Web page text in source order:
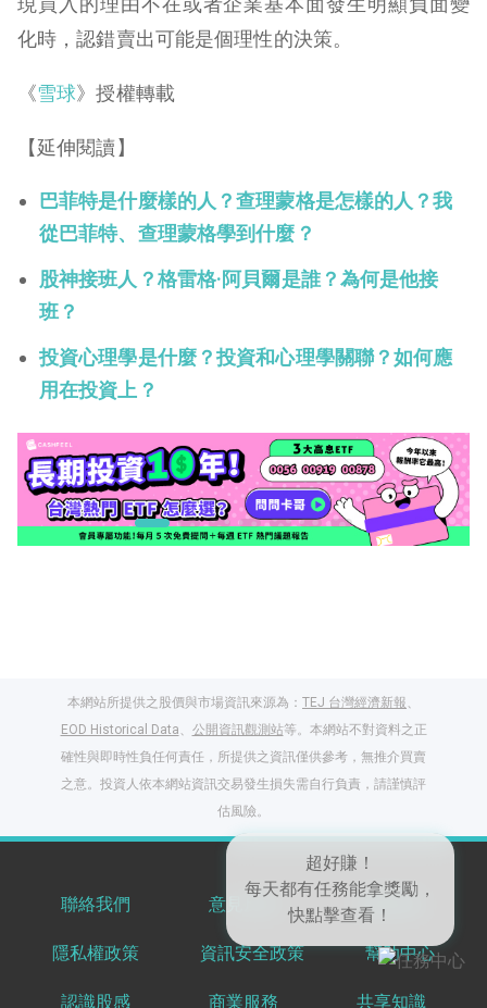
化時，認錯賣出可能是個理性的決策。
《雪球》授權轉載
【延伸閱讀】
巴菲特是什麼樣的人？查理蒙格是怎樣的人？我
從巴菲特、查理蒙格學到什麼？
股神接班人？格雷格·阿貝爾是誰？為何是他接
班？
投資心理學是什麼？投資和心理學關聯？如何應
用在投資上？
本網站所提供之股價與市場資訊來源為： TEJ 台灣經濟新報、
EOD Historical Data、 公開資訊觀測站等。本網站不對資料之正
確性與即時性負任何責任，所提供之資訊僅供參考，無推介買賣
之意。投資人依本網站資訊交易發生損失需自行負責，請謹慎評
估風險。
聯絡我們 意見反饋 服務條款
隱私權政策 資訊安全政策 幫助中心
認識股感 商業服務 共享知識
超好賺！
每天都有任務能拿獎勵，
登入股感會員，閱讀
任一文章
出國就缺這咖？股